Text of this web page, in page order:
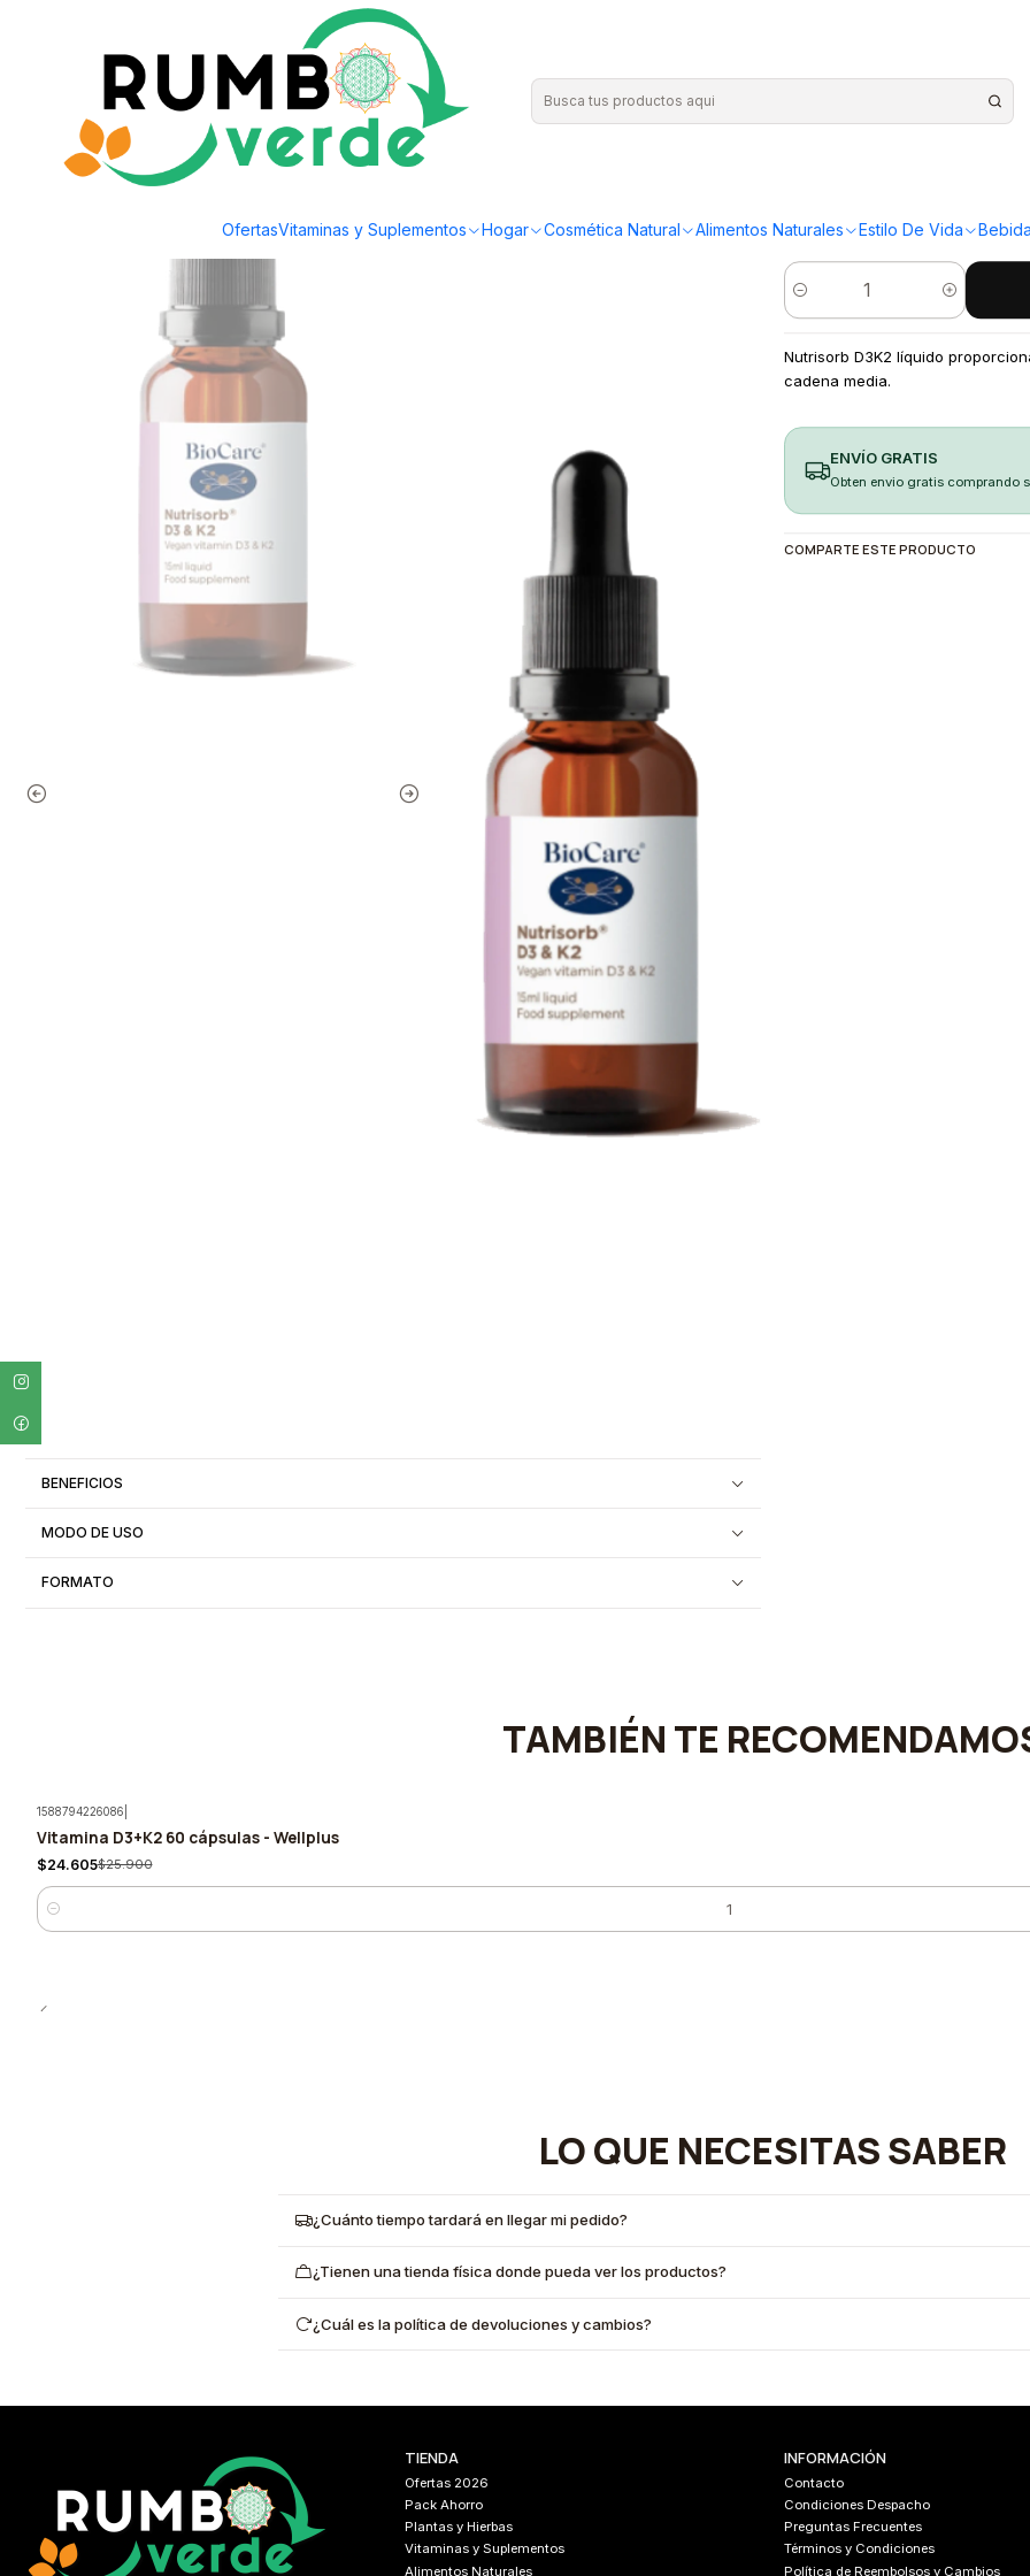
OfertasVitaminas y Suplementos Hogar Cosmética Natural Alimentos Naturales Estilo De Vida
Envío gratis por compras sobre los 59.990 en la provincia de Santiago
Vitaminas y Suplementos Probióticos y Digestión Nutrisorb D3 y K2 15ml BioCare
BENEFICIOS
MODO DE USO
FORMATO
¡Compra más y
Cantidad
Nutrisorb D3K2 líquido
cadena media.
ENVÍO GRATIS
Obten envio gratis comprando
COMPARTE ESTE PRODUCTO
TAMBIÉN TE
-5%
1588794226086
Vitamina D3+K2 60 cápsulas - Wellplus
$24.605$25.900
Cantidad
LO QUE NECESITAS SABER
¿Cuánto tiempo tardará en llegar mi pedido?
¿Tienen una tienda física donde pueda ver los productos?
¿Cuál es la política de devoluciones y cambios?
TIENDA
Ofertas 2026
Pack Ahorro
Plantas y Hierbas
Vitaminas y Suplementos
Alimentos Naturales
INFORMACIÓN
Contacto
Condiciones Despacho
Preguntas Frecuentes
Términos y Condiciones
Política de Reembolsos y Cambios